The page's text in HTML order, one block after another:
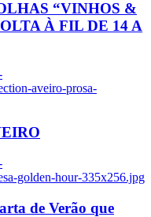
“VINHOS &
À FIL DE 14 A
aveiro-prosa-
golden-hour-335x256.jpg
de Verão que